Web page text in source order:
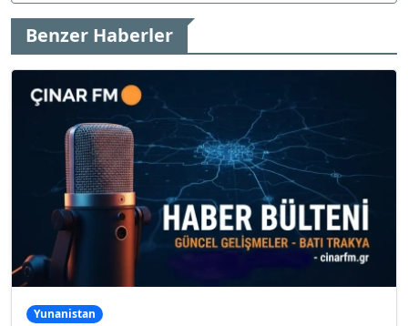
Benzer Haberler
Yunanistan